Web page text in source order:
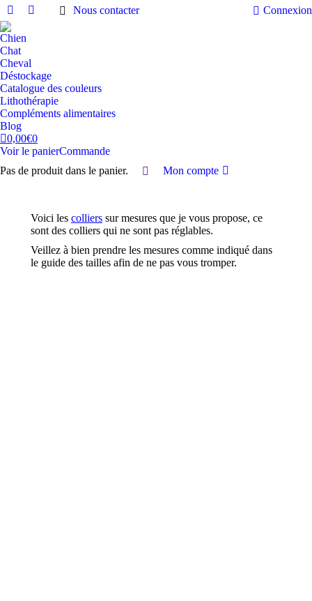
Facebook
page
opens
in
new
window
Instagram
in
new
window
Nous contacter Connexion
Chien
Chat
Cheval
Déstockage
Catalogue des couleurs
Lithothérapie
Compléments alimentaires
Blog
0,00€0
Voir le panierCommande
Pas de produit dans le panier.
Recherche
Mon compte
Voici les colliers sur mesures que je vous propose, ce
sont des colliers qui ne sont pas réglables.
Veillez à bien prendre les mesures comme indiqué dans
le guide des tailles afin de ne pas vous tromper.